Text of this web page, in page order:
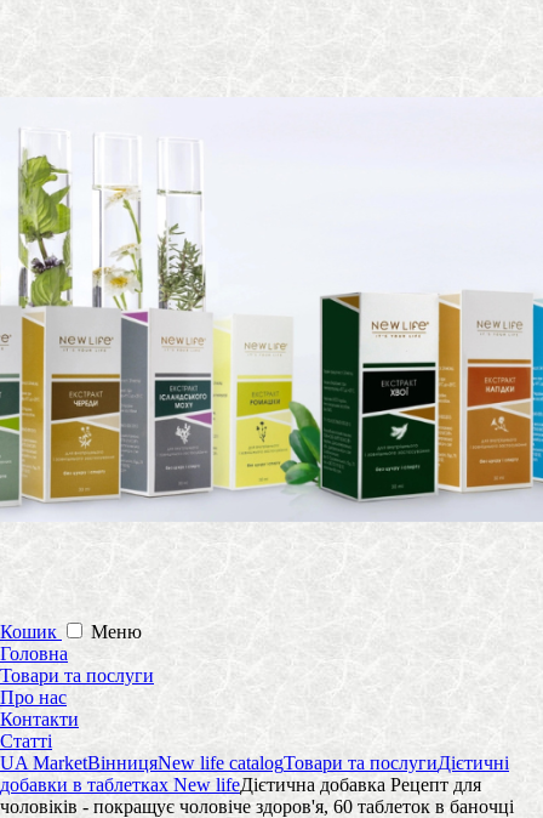
Кошик
Меню
Головна
Товари та послуги
Про нас
Контакти
Статті
UA MarketВінницяNew life catalogТовари та послугиДієтичні
добавки в таблетках New lifeДієтична добавка Рецепт для
чоловіків - покращує чоловіче здоров'я, 60 таблеток в баночці